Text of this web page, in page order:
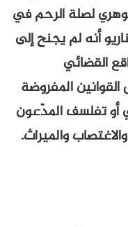
لصلة الرحم في
أنه لم يجنح إلى
القضائي
المفروضة
أو تفلسف المدّعون
والميراث.